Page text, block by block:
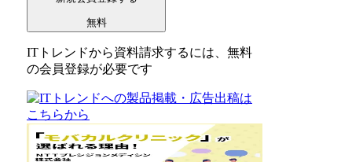
無料
ITトレンドから資料請求するには、無料
の会員登録が必要です